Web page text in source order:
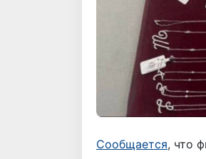
Сообщается, что